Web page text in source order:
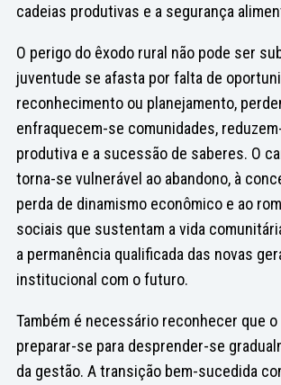
cadeias produtivas e a segurança
O perigo do êxodo rural não pode ser
juventude se afasta por falta de
reconhecimento ou planejamento,
enfraquecem-se comunidades,
produtiva e a sucessão de saberes. O
torna-se vulnerável ao abandono, à
perda de dinamismo econômico e ao
sociais que sustentam a vida
a permanência qualificada das novas
institucional com o futuro.
Também é necessário reconhecer que
preparar-se para desprender-se
da gestão. A transição bem-sucedida